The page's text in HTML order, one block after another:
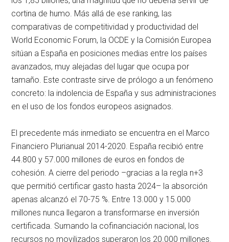
cortina de humo. Más allá de ese ranking, las
comparativas de competitividad y productividad del
World Economic Forum, la OCDE y la Comisión Europea
sitúan a España en posiciones medias entre los países
avanzados, muy alejadas del lugar que ocupa por
tamaño. Este contraste sirve de prólogo a un fenómeno
concreto: la indolencia de España y sus administraciones
en el uso de los fondos europeos asignados.
El precedente más inmediato se encuentra en el Marco
Financiero Plurianual 2014-2020. España recibió entre
44.800 y 57.000 millones de euros en fondos de
cohesión. A cierre del periodo –gracias a la regla n+3
que permitió certificar gasto hasta 2024– la absorción
apenas alcanzó el 70-75 %. Entre 13.000 y 15.000
millones nunca llegaron a transformarse en inversión
certificada. Sumando la cofinanciación nacional, los
recursos no movilizados superaron los 20.000 millones.